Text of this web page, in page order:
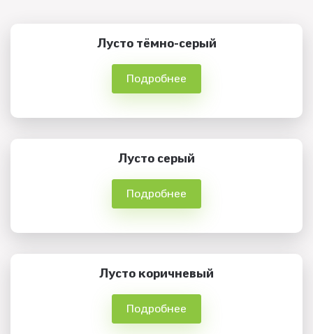
Лусто тёмно-серый
Подробнее
Лусто серый
Подробнее
Лусто коричневый
Подробнее